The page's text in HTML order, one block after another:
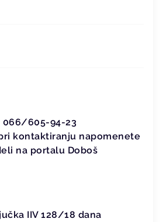
066/605-94-23
kontaktiranju napomenete
na portalu Doboš
IIV 128/18 dana